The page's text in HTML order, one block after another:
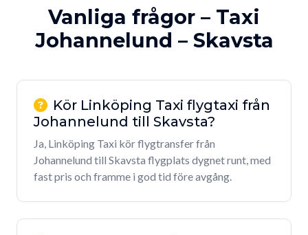
Vanliga frågor – Taxi
Johannelund – Skavsta
Kör Linköping Taxi flygtaxi från
Johannelund till Skavsta?
Ja, Linköping Taxi kör flygtransfer från
Johannelund till Skavsta flygplats dygnet runt, med
fast pris och framme i god tid före avgång.